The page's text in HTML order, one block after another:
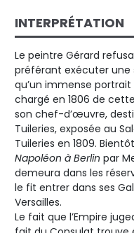
INTERPRÉTATION
Le peintre Gérard
préférant exécuter une
qu’un immense
chargé en 1806 de
son chef-d’œuvre,
Tuileries, exposée au
Tuileries en 1809.
Napoléon à Berlin par
demeura dans les
le fit entrer dans ses
Versailles.
Le fait que l’Empire